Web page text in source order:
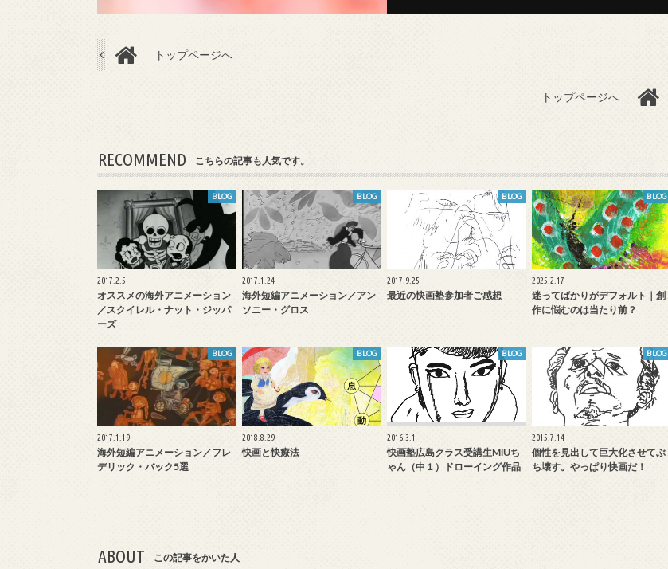
トップページへ
トップページへ
RECOMMEND こちらの記事も人気です。
BLOG
2017.2.5
オススメの海外アニメーション
／スクイレル・ナット・ジッパ
ーズ
BLOG
2017.1.24
海外短編アニメーション／アン
ソニー・グロス
BLOG
2017.9.25
最近の快画塾参加者ご感想
BLOG
2025.2.17
迷ってばかりがデフォルト｜創
作に悩むのは当たり前？
BLOG
2017.1.19
海外短編アニメーション／フレ
デリック・バック5選
BLOG
2018.8.29
快画と快療法
BLOG
2016.3.1
快画塾広島クラス受講生MIUち
ゃん（中１）ドローイング作品
BLOG
2015.7.14
個性を見出して巨大化させてぶ
ち壊す。やっぱり快画だ！
ABOUT この記事をかいた人